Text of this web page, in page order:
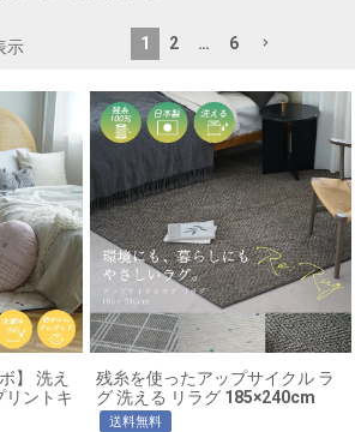
示 1 2 … 6
】 洗え
リントキ
残糸を使ったアップサイクル ラ
グ 洗える リラグ 185×240cm
送料無料